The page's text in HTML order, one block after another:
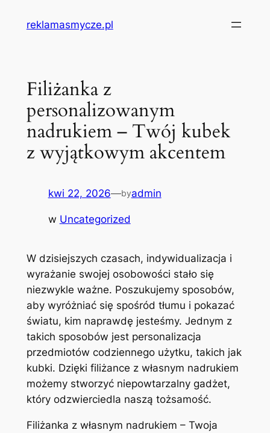
reklamasmycze.pl
Filiżanka z
personalizowanym
nadrukiem – Twój kubek
z wyjątkowym akcentem
kwi 22, 2026—byadmin
w Uncategorized
W dzisiejszych czasach, indywidualizacja i
wyrażanie swojej osobowości stało się
niezwykle ważne. Poszukujemy sposobów,
aby wyróżniać się spośród tłumu i pokazać
światu, kim naprawdę jesteśmy. Jednym z
takich sposobów jest personalizacja
przedmiotów codziennego użytku, takich jak
kubki. Dzięki filiżance z własnym nadrukiem
możemy stworzyć niepowtarzalny gadżet,
który odzwierciedla naszą tożsamość.
Filiżanka z własnym nadrukiem – Twoja